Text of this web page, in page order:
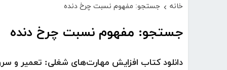
خانه › جستجو: مفهوم نسبت چرخ دنده
جستجو: مفهوم نسبت چرخ دنده
دانلود کتاب افزایش مهارت‌های شغلی: تعمیر و